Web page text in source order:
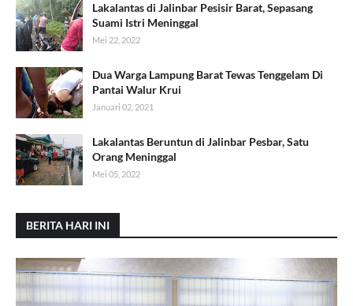
Lakalantas di Jalinbar Pesisir Barat, Sepasang
Suami Istri Meninggal
Mei 22, 2022
Dua Warga Lampung Barat Tewas Tenggelam Di
Pantai Walur Krui
Januari 02, 2021
Lakalantas Beruntun di Jalinbar Pesbar, Satu
Orang Meninggal
Mei 05, 2022
BERITA HARI INI